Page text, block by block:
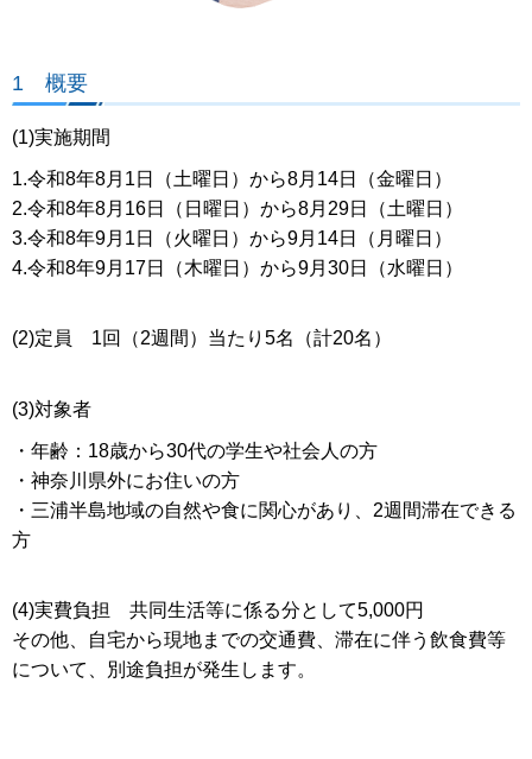
1 概要
(1)実施期間
1.令和8年8月1日（土曜日）から8月14日（金曜日）
2.令和8年8月16日（日曜日）から8月29日（土曜日）
3.令和8年9月1日（火曜日）から9月14日（月曜日）
4.令和8年9月17日（木曜日）から9月30日（水曜日）
(2)定員 1回（2週間）当たり5名（計20名）
(3)対象者
・年齢：18歳から30代の学生や社会人の方
・神奈川県外にお住いの方
・三浦半島地域の自然や食に関心があり、2週間滞在できる
方
(4)実費負担 共同生活等に係る分として5,000円
その他、自宅から現地までの交通費、滞在に伴う飲食費等
について、別途負担が発生します。